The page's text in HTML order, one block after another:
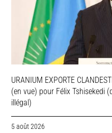
URANIUM EXPORTE
(en vue) pour Félix Tshisekedi
illégal)
5 août 2026